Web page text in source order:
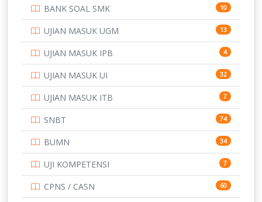
133
SMA 146
SMK 231
SMP 134
STIP 2
153
345
UNIVERSITAS AIRLANGGA 15
16
BANK SOAL SMK 10
UJIAN MASUK UGM 13
UJIAN MASUK IPB 4
UJIAN MASUK UI 32
UJIAN MASUK ITB 7
SNBT 74
BUMN 34
UJI KOMPETENSI 7
CPNS / CASN 60